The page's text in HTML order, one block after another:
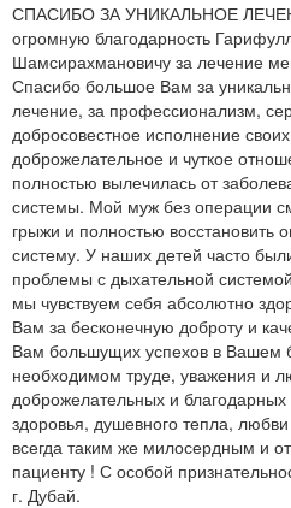
СПАСИБО ЗА УНИКАЛЬНОЕ
огромную благодарность
Шамсирахмановичу за лечение
Спасибо большое Вам за
лечение, за профессионализм,
добросовестное исполнение
доброжелательное и чуткое
полностью вылечилась от
системы. Мой муж без операции
грыжи и полностью восстановить
систему. У наших детей часто
проблемы с дыхательной
мы чувствуем себя абсолютно
Вам за бесконечную доброту и
Вам большущих успехов в Вашем
необходимом труде, уважения и
доброжелательных и благодарных
здоровья, душевного тепла,
всегда таким же милосердным и
пациенту ! С особой
г. Дубай.